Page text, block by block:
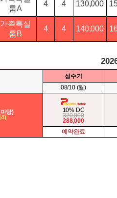
룸A
4 4 130,000
가족특실
룸B
4 4 140,000